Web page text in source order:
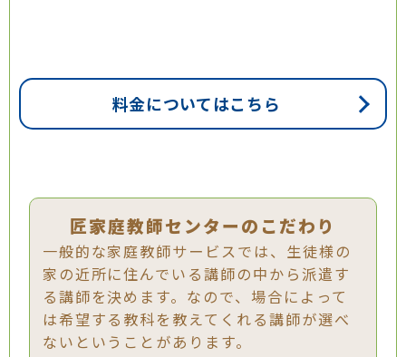
料金についてはこちら
匠家庭教師センターのこだわり
一般的な家庭教師サービスでは、生徒様の
家の近所に住んでいる講師の中から派遣す
る講師を決めます。なので、場合によって
は希望する教科を教えてくれる講師が選べ
ないということがあります。